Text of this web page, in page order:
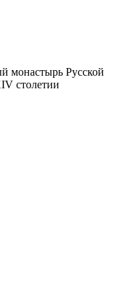
монастырь Русской
столетии